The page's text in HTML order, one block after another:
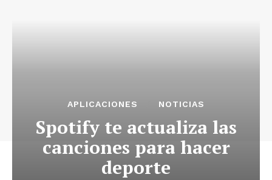
APLICACIONES NOTICIAS
Spotify te actualiza las
canciones para hacer
deporte